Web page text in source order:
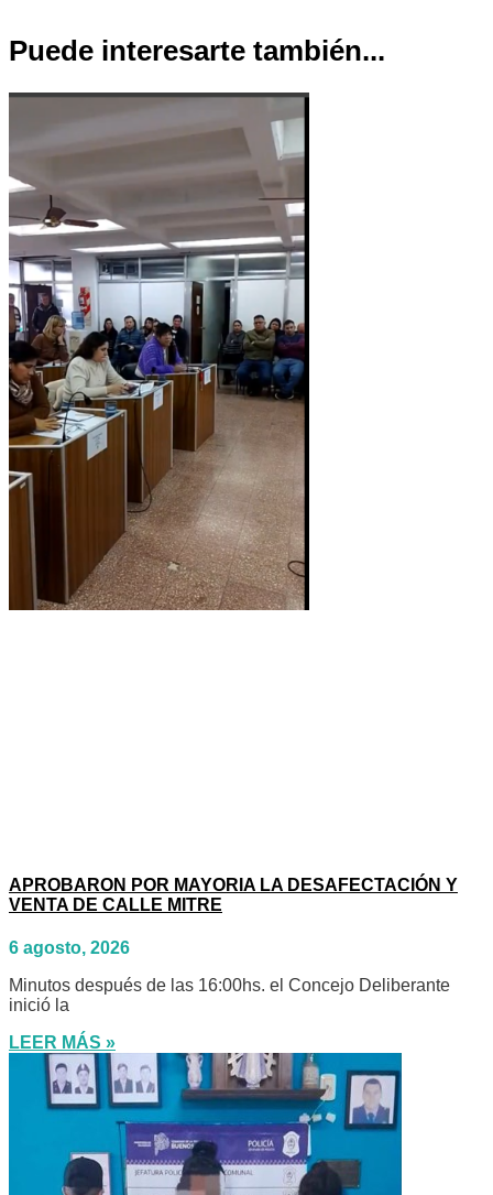
Puede interesarte también...
APROBARON POR MAYORIA LA DESAFECTACIÓN Y
VENTA DE CALLE MITRE
6 agosto, 2026
Minutos después de las 16:00hs. el Concejo Deliberante
inició la
LEER MÁS »